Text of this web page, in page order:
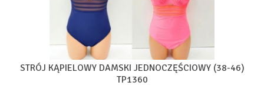
STRÓJ KĄPIELOWY DAMSKI JEDNOCZĘŚCIOWY (38-46)
TP1360